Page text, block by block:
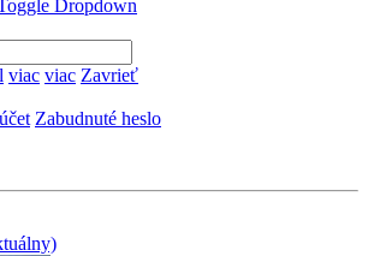
Dropdown
viac viac Zavrieť
Zabudnuté heslo